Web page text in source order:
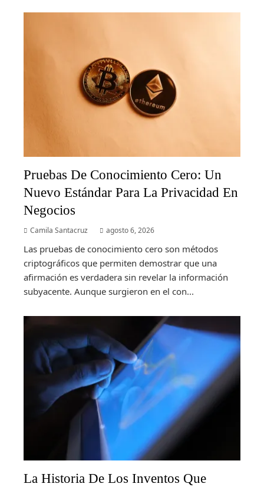
Pruebas De Conocimiento Cero: Un
Nuevo Estándar Para La Privacidad En
Negocios
Camila Santacruz agosto 6, 2026
Las pruebas de conocimiento cero son métodos
criptográficos que permiten demostrar que una
afirmación es verdadera sin revelar la información
subyacente. Aunque surgieron en el con...
La Historia De Los Inventos Que